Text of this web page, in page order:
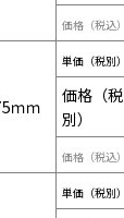
価格（税込）
ｍｍ
単価（税別）
価格（税
別）
価格（税込）
単価（税別）